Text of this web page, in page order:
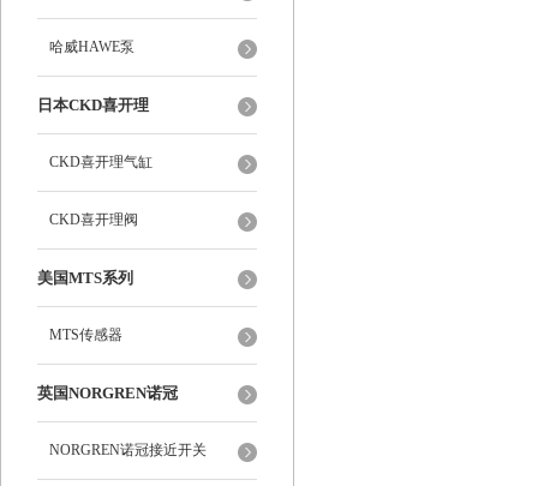
哈威HAWE泵
日本CKD喜开理
CKD喜开理气缸
CKD喜开理阀
美国MTS系列
MTS传感器
英国NORGREN诺冠
NORGREN诺冠接近开关